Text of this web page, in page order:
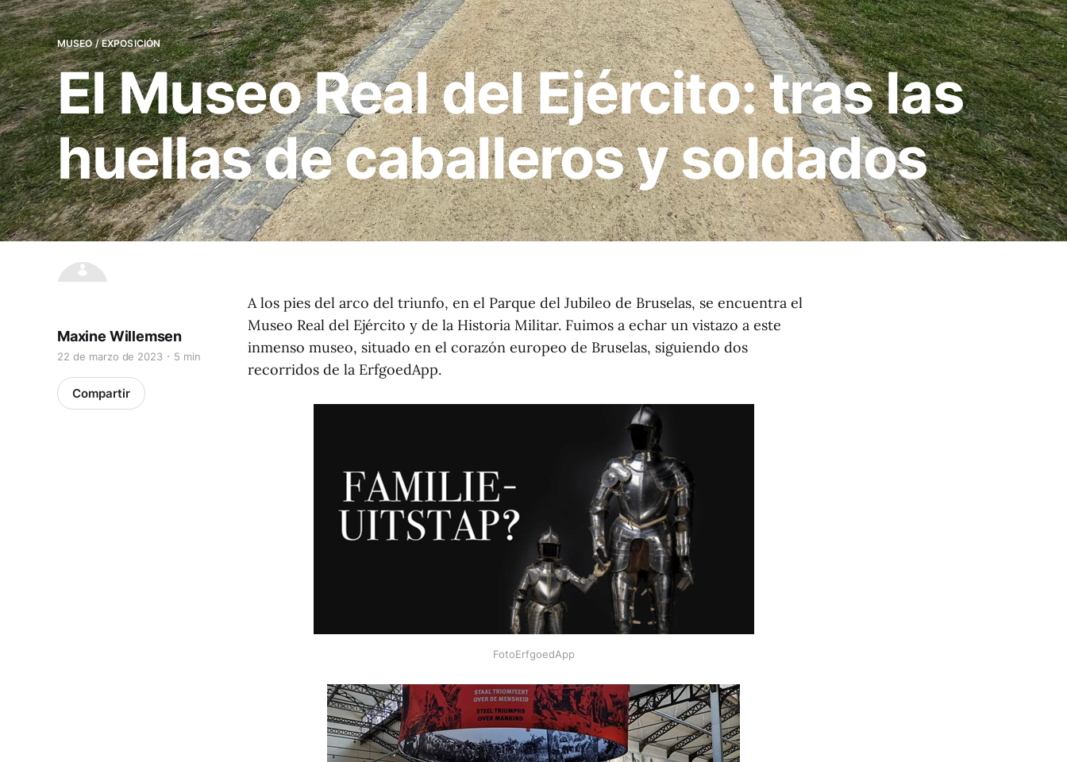
MUSEO / EXPOSICIÓN
El Museo Real del Ejército: tras las
huellas de caballeros y soldados
Maxine Willemsen
22 de marzo de 2023 5 min
Compartir
A los pies del arco del triunfo, en el Parque del Jubileo de Bruselas, se encuentra el
Museo Real del Ejército y de la Historia Militar. Fuimos a echar un vistazo a este
inmenso museo, situado en el corazón europeo de Bruselas, siguiendo dos
recorridos de la ErfgoedApp.
FotoErfgoedApp